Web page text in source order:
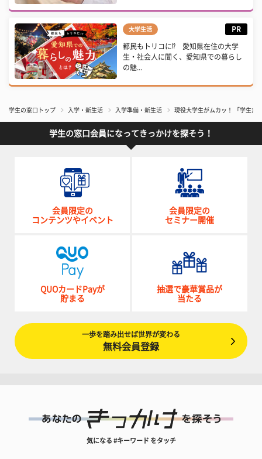
大学生活 PR
都民もトリコに⁉ 愛知県在住の大学
生・社会人に聞く、愛知県での暮らし
の魅...
学生の窓口トップ 入学・新生活 入学準備・新生活 現役大学生がムカッ！ 「学生だ
学生の窓口会員になってきっかけを探そう！
会員限定の
コンテンツやイベント
会員限定の
セミナー開催
QUOカードPayが
貯まる
抽選で豪華賞品が
当たる
一歩を踏み出せば世界が変わる
無料会員登録
気になる #キーワード をタッチ